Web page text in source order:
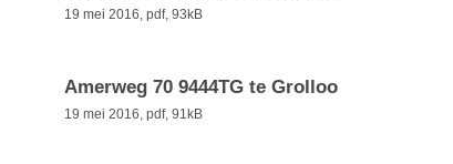
19 mei 2016, pdf, 93kB
Amerweg 70 9444TG te Grolloo
19 mei 2016, pdf, 91kB